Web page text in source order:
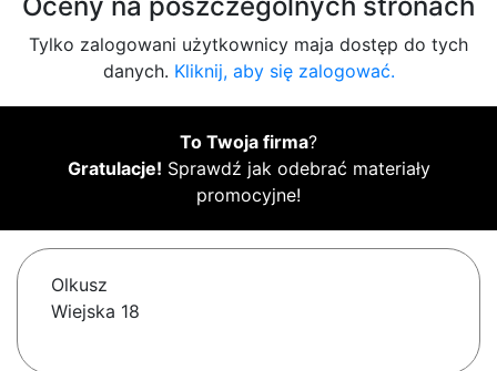
Tylko zalogowani użytkownicy maja dostęp do tych
danych. Kliknij, aby się zalogować.
To Twoja firma?
Gratulacje! Sprawdź jak odebrać materiały
promocyjne!
Olkusz
Wiejska 18